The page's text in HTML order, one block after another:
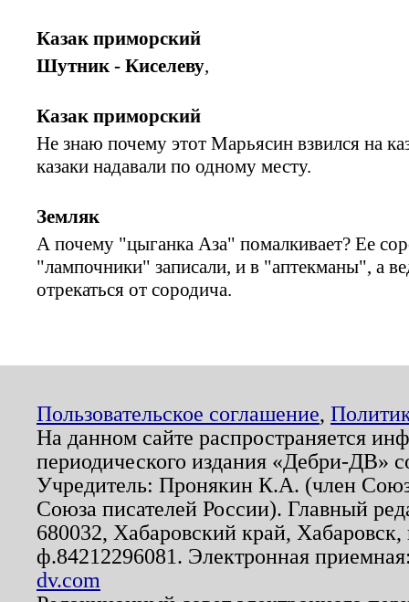
Казак приморский
Шутник - Киселеву,
Казак приморский
Не знаю почему этот Марьясин взвился на
казаки надавали по одному месту.
Земляк
А почему "цыганка Аза" помалкивает? Ее
"лампочники" записали, и в "аптекманы", а
отрекаться от сородича.
Пользовательское соглашение,
На данном сайте распространяется
периодического издания «Дебри-ДВ»
Учредитель: Пронякин К.А. (член
Союза писателей России). Главный
680032, Хабаровский край,
ф.84212296081. Электронная
dv.com